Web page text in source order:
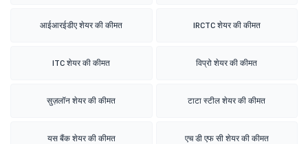
आईआरईडीए शेयर की कीमत IRCTC शेयर की कीमत
ITC शेयर की कीमत विप्रो शेयर की कीमत
सुज़लॉन शेयर की कीमत टाटा स्टील शेयर की कीमत
यस बैंक शेयर की कीमत एच डी एफ सी शेयर की कीमत